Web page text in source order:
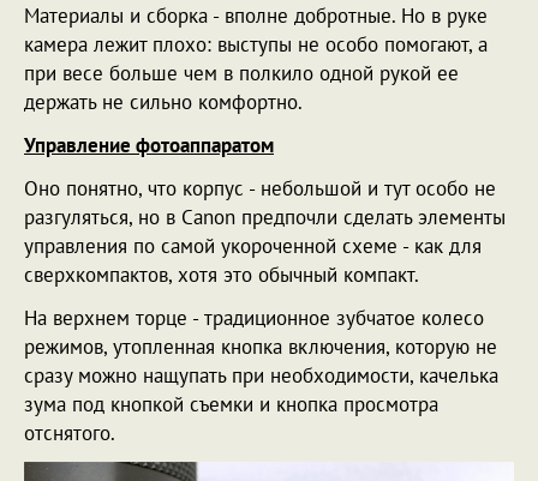
Материалы и сборка - вполне добротные. Но в руке
камера лежит плохо: выступы не особо помогают, а
при весе больше чем в полкило одной рукой ее
держать не сильно комфортно.
Управление фотоаппаратом
Оно понятно, что корпус - небольшой и тут особо не
разгуляться, но в Canon предпочли сделать элементы
управления по самой укороченной схеме - как для
сверхкомпактов, хотя это обычный компакт.
На верхнем торце - традиционное зубчатое колесо
режимов, утопленная кнопка включения, которую не
сразу можно нащупать при необходимости, качелька
зума под кнопкой съемки и кнопка просмотра
отснятого.